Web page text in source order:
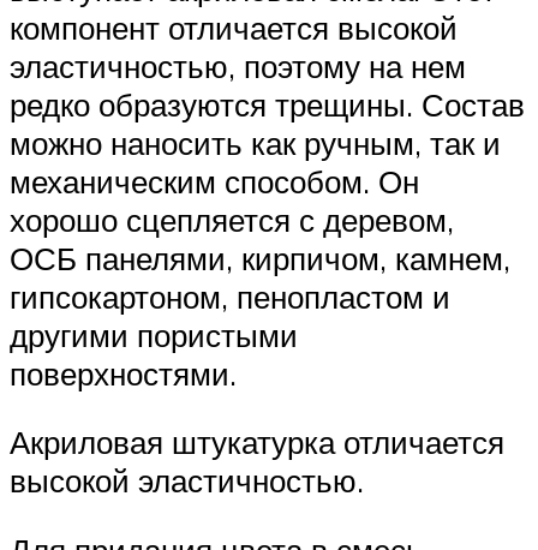
компонент отличается высокой
эластичностью, поэтому на нем
редко образуются трещины. Состав
можно наносить как ручным, так и
механическим способом. Он
хорошо сцепляется с деревом,
ОСБ панелями, кирпичом, камнем,
гипсокартоном, пенопластом и
другими пористыми
поверхностями.
Акриловая штукатурка отличается
высокой эластичностью.